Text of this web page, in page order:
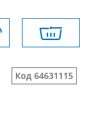
Код 64631115